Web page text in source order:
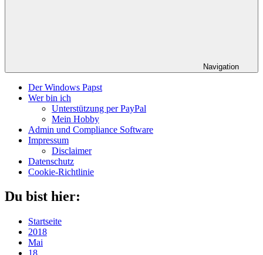
Navigation
Der Windows Papst
Wer bin ich
Unterstützung per PayPal
Mein Hobby
Admin und Compliance Software
Impressum
Disclaimer
Datenschutz
Cookie-Richtlinie
Du bist hier:
Startseite
2018
Mai